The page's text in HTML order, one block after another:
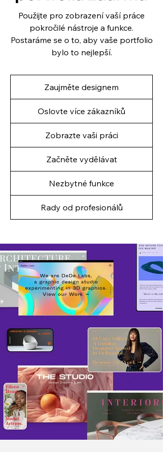
Použijte pro zobrazení vaší práce
pokročilé nástroje a funkce.
Postaráme se o to, aby vaše portfolio
bylo to nejlepší.
Zaujměte designem
Oslovte více zákazníků
Zobrazte vaši práci
Začněte vydělávat
Nezbytné funkce
Rady od profesionálů